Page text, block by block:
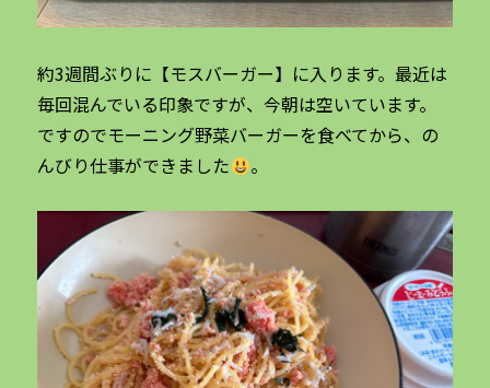
約3週間ぶりに【モスバーガー】に入ります。最近は
毎回混んでいる印象ですが、今朝は空いています。
ですのでモーニング野菜バーガーを食べてから、の
んびり仕事ができました
。